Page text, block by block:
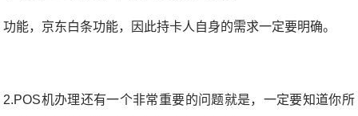
功能，京东白条功能，因此持卡人自身的需求一定要明确。
2.POS机办理还有一个非常重要的问题就是，一定要知道你所